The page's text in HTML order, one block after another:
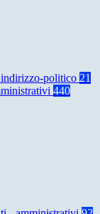
politico 21
440